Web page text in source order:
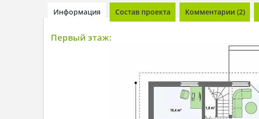
Информация Состав проекта Комментарии (2)
Первый этаж: